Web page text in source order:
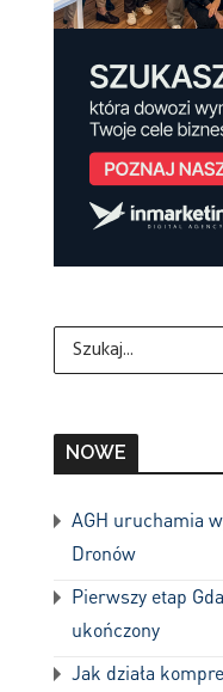
NOWE
AGH uruchamia
Dronów
Pierwszy etap
ukończony
Jak działa